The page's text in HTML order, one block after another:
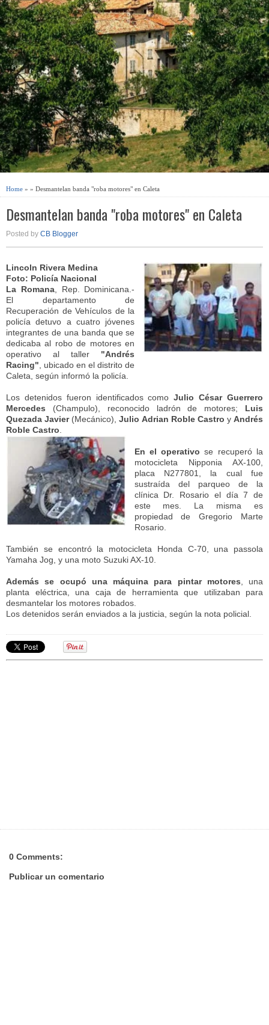
Home » » Desmantelan banda "roba motores" en Caleta
Desmantelan banda "roba motores" en Caleta
Posted by CB Blogger
Lincoln Rivera Medina
Foto: Policía Nacional
La Romana, Rep. Dominicana.-
El departamento de
Recuperación de Vehículos de la
policía detuvo a cuatro jóvenes
integrantes de una banda que se
dedicaba al robo de motores en
operativo al taller "Andrés
Racing", ubicado en el distrito de
Caleta, según informó la policía.
Los detenidos fueron identificados comoJulio César Guerrero
Mercedes (Champulo), reconocido ladrón de motores; Luis
Quezada Javier(Mecánico),Julio Adrian Roble Castro y Andrés
Roble Castro.
En el operativo se recuperó la
motocicleta Nipponia AX-100,
placa N277801, la cual fue
sustraída del parqueo de la
clínica Dr. Rosario el día 7 de
este mes. La misma es
propiedad de Gregorio Marte
Rosario.
También se encontró la motocicleta Honda C-70, una passola
Yamaha Jog, y una moto Suzuki AX-10.
Además se ocupó una máquina para pintar motores, una
planta eléctrica, una caja de herramienta que utilizaban para
desmantelar los motores robados.
Los detenidos serán enviados a la justicia, según la nota policial.
0 Comments:
Publicar un comentario